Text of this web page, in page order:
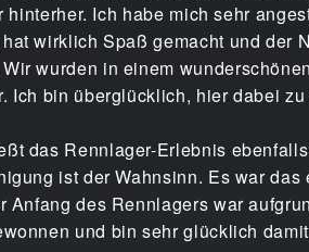
Ich habe mich sehr
wirklich Spaß gemacht und der
wurden in einem
Ich bin überglücklich, hier dabei zu
das Rennlager-Erlebnis
ist der Wahnsinn. Es war das
des Rennlagers war
und bin sehr glücklich